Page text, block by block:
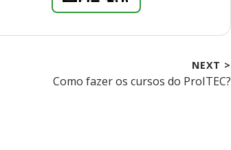
NEXT >
Next
Como fazer os cursos do ProITEC?